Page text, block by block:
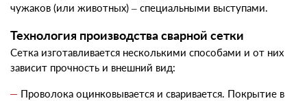
чужаков (или животных) – специальными выступами.
Технология производствасварной сетки
Сетка изготавливается несколькими способами и от них
зависит прочность и внешний вид:
Проволока оцинковывается и сваривается. Покрытие в